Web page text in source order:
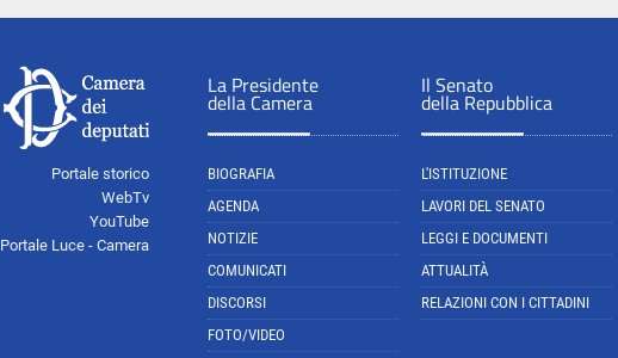
Portale storico
WebTv
YouTube
Portale Luce - Camera
La Presidente
della Camera
BIOGRAFIA
AGENDA
NOTIZIE
COMUNICATI
DISCORSI
FOTO/VIDEO
Il Senato
della Repubblica
L'ISTITUZIONE
LAVORI DEL SENATO
LEGGI E DOCUMENTI
ATTUALITÀ
RELAZIONI CON I CITTADINI